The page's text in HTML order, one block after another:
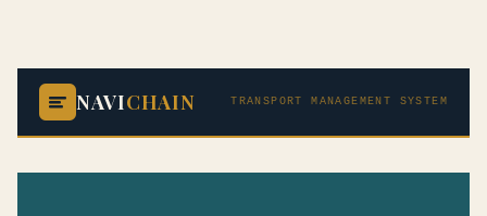
NAVICHAIN TRANSPORT MANAGEMENT SYSTEM